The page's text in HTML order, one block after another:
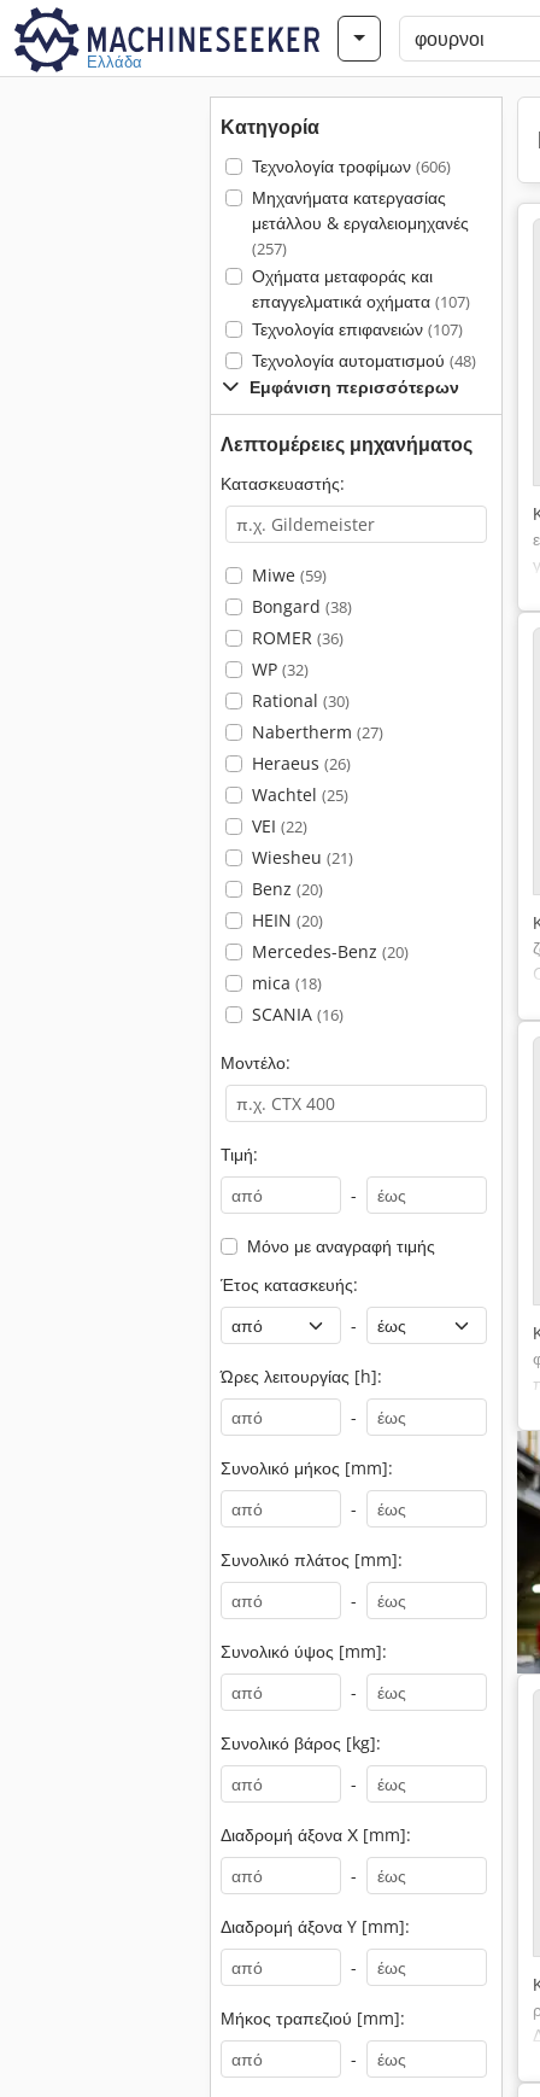
Ελλάδα
Κατηγορία
Τεχνολογία τροφίμων (606)
Μηχανήματα κατεργασίας
μετάλλου & εργαλειομηχανές
(257)
Οχήματα μεταφοράς και
επαγγελματικά οχήματα (107)
Τεχνολογία επιφανειών (107)
Τεχνολογία αυτοματισμού (48)
Εμφάνιση περισσότερων
Λεπτομέρειες μηχανήματος
Κατασκευαστής:
Miwe (59)
Bongard (38)
ROMER (36)
WP (32)
Rational (30)
Nabertherm (27)
Heraeus (26)
Wachtel (25)
VEI (22)
Wiesheu (21)
Benz (20)
HEIN (20)
Mercedes-Benz (20)
mica (18)
SCANIA (16)
Μοντέλο:
Τιμή:
-
Μόνο με αναγραφή τιμής
Έτος κατασκευής:
-
Ώρες λειτουργίας [h]:
-
Συνολικό μήκος [mm]:
-
Συνολικό πλάτος [mm]:
-
Συνολικό ύψος [mm]:
-
Συνολικό βάρος [kg]:
-
Διαδρομή άξονα Χ [mm]:
-
Διαδρομή άξονα Y [mm]:
-
Μήκος τραπεζιού [mm]:
-